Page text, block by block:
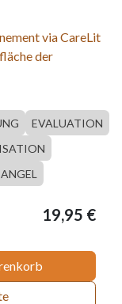
via CareLit
der
EVALUATION
19,95 €